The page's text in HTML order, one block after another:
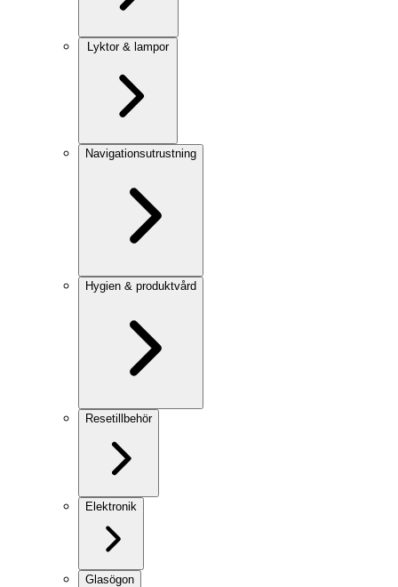
Lyktor & lampor
Navigationsutrustning
Hygien & produktvård
Resetillbehör
Elektronik
Glasögon